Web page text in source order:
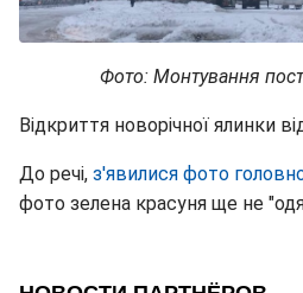
Фото: Монтування
Відкриття новорічної ялинки
До речі, з'явилися фото
фото зелена красуня ще не